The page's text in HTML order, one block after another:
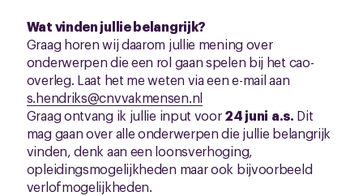
Wat vinden jullie belangrijk?
Graag horen wij daarom jullie mening over
onderwerpen die een rol gaan spelen bij het cao-
overleg. Laat het me weten via een e-mail aan
s.hendriks@cnvvakmensen.nl
Graag ontvang ik jullie input voor24 juni a.s. Dit
mag gaan over alle onderwerpen die jullie belangrijk
vinden, denk aan een loonsverhoging,
opleidingsmogelijkheden maar ook bijvoorbeeld
verlofmogelijkheden.